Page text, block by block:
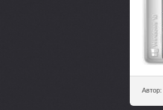
Автор: